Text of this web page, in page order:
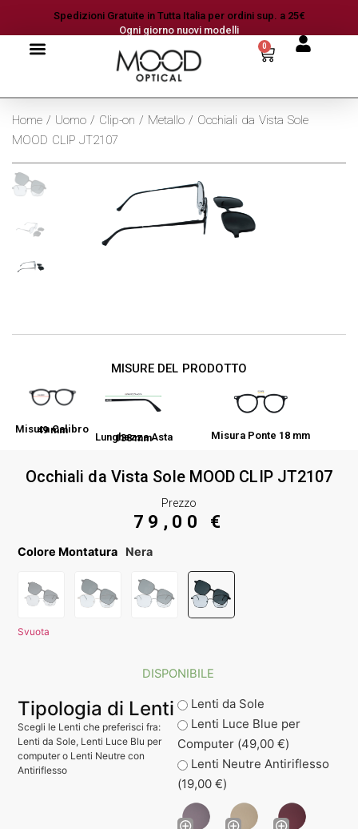
Spedizioni Gratuite in Tutta Italia per ordini sup. a 25€
Ogni giorno nuovi modelli
0
Home / Uomo / Clip-on / Metallo / Occhiali da Vista Sole
MOOD CLIP JT2107
MISURE DEL PRODOTTO
Misura Calibro 49 mm
Lunghezza Asta 138 mm Misura Ponte 18 mm
Occhiali da Vista Sole MOOD CLIP JT2107
Prezzo
79,00 €
Colore Montatura Nera
Svuota
DISPONIBILE
Tipologia di Lenti
Scegli le Lenti che preferisci fra:
Lenti da Sole, Lenti Luce Blu per
computer o Lenti Neutre con
Antiriflesso
Lenti da Sole
Lenti Luce Blue per
Computer (49,00 €)
Lenti Neutre Antiriflesso
(19,00 €)